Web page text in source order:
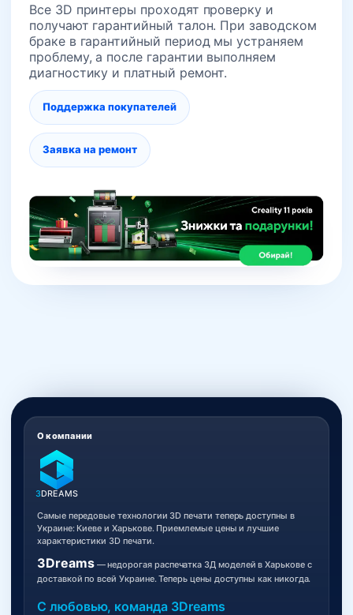
Все 3D принтеры проходят проверку и
получают гарантийный талон. При заводском
браке в гарантийный период мы устраняем
проблему, а после гарантии выполняем
диагностику и платный ремонт.
Поддержка покупателей
Заявка на ремонт
О компании
3DREAMS
Самые передовые технологии 3D печати теперь доступны в
Украине: Киеве и Харькове. Приемлемые цены и лучшие
характеристики 3D печати.
3Dreams— недорогая распечатка 3Д моделей в Харькове с
доставкой по всей Украине. Теперь цены доступны как никогда.
С любовью, команда 3Dreams